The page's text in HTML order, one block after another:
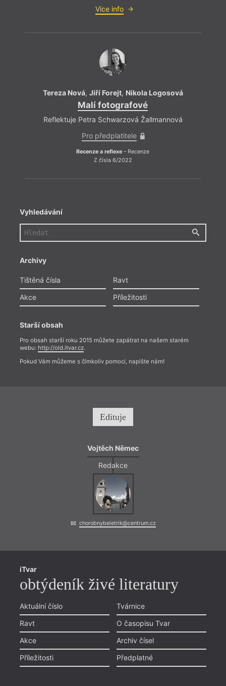
Více info
Tereza Nová, Jiří Forejt, Nikola Logosová
Malí fotografové
Reflektuje Petra Schwarzová Žallmannová
Pro předplatitele
Recenze a reflexe – Recenze
Z čísla 6/2022
Vyhledávání
Archivy
Tištěná čísla
Ravt
Akce
Příležitosti
Starší obsah
Pro obsah starší roku 2015 můžete zapátrat na našem starém
webu: http://old.itvar.cz.
Pokud Vám můžeme s čímkoliv pomoci, napište nám!
Edituje
Vojtěch Němec
Redakce
chorobnybeletrik@centrum.cz
iTvar
obtýdeník živé literatury
Aktuální číslo
Ravt
Akce
Příležitosti
Tvárnice
O časopisu Tvar
Archiv čísel
Předplatné